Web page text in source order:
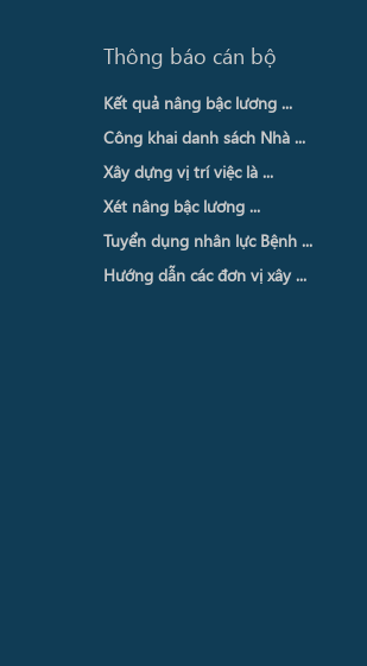
Thông báo cán bộ
Kết quả nâng bậc lương ...
Công khai danh sách Nhà ...
Xây dựng vị trí việc là ...
Xét nâng bậc lương ...
Tuyển dụng nhân lực Bệnh ...
Hướng dẫn các đơn vị xây ...